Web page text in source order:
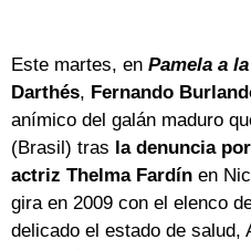
Este martes, en Pamela a
Darthés, Fernando
anímico del galán maduro
(Brasil) tras la denuncia
actriz Thelma Fardín en
gira en 2009 con el elenco
delicado el estado de salud,